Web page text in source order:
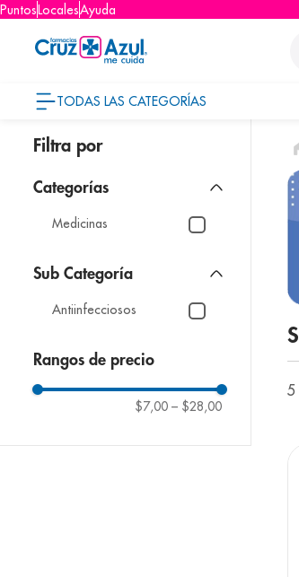
PuntosLocalesAyuda
TODAS LAS CATEGORÍAS
Medicinas
Antiinfecciosos
Rangos de precio
$7,00 – $28,00
5